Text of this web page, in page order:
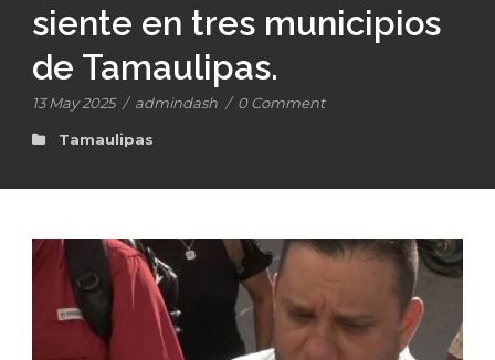
siente en tres municipios
de Tamaulipas.
13 May 2025 / admindash / 0 Comment
Tamaulipas